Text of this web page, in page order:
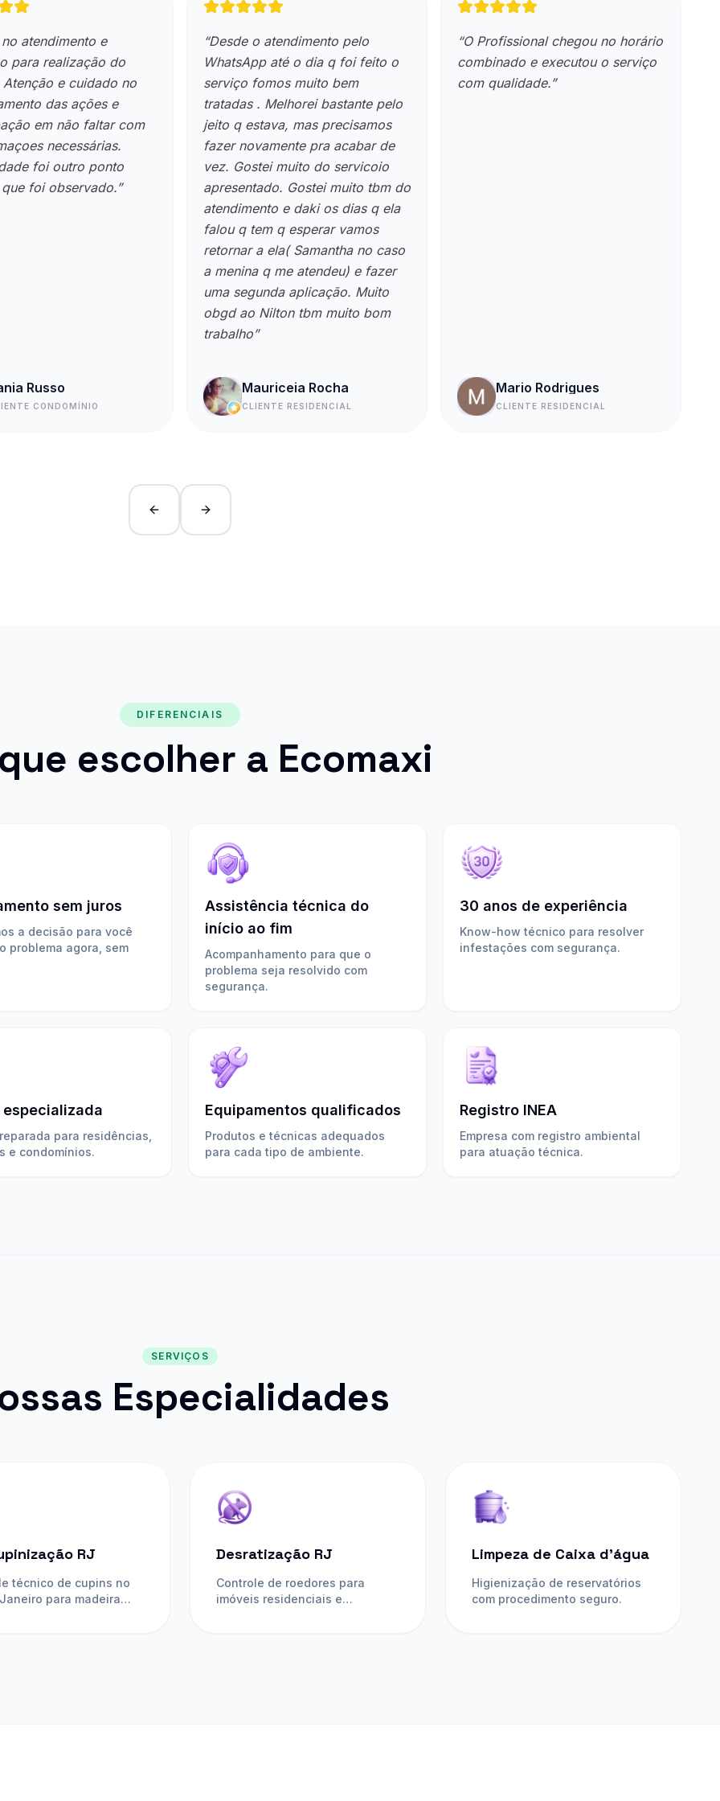
atendimento e
para realização do
e cuidado no
das ações e
em não faltar com
necessárias.
foi outro ponto
foi observado.”
Russo
CONDOMÍNIO
“Desde o atendimento pelo
WhatsApp até o dia q foi feito o
serviço fomos muito bem
tratadas . Melhorei bastante pelo
jeito q estava, mas precisamos
fazer novamente pra acabar de
vez. Gostei muito do servicoio
apresentado. Gostei muito tbm do
atendimento e daki os dias q ela
falou q tem q esperar vamos
retornar a ela( Samantha no caso
a menina q me atendeu) e fazer
uma segunda aplicação. Muito
obgd ao Nilton tbm muito bom
trabalho”
Mauriceia Rocha
CLIENTE RESIDENCIAL
“O Profissional chegou no horário
combinado e executou o serviço
com qualidade.”
Mario Rodrigues
CLIENTE RESIDENCIAL
Previous slideNext slide
DIFERENCIAIS
escolher a Ecomaxi
sem juros
a decisão para você
problema agora, sem
Assistência técnica do
início ao fim
Acompanhamento para que o
problema seja resolvido com
segurança.
30 anos de experiência
Know-how técnico para resolver
infestações com segurança.
especializada
para residências,
e condomínios.
Equipamentos qualificados
Produtos e técnicas adequados
para cada tipo de ambiente.
Registro INEA
Empresa com registro ambiental
para atuação técnica.
SERVIÇOS
Especialidades
RJ
técnico de cupins no
para madeira
Desratização RJ
Controle de roedores para
imóveis residenciais e
Limpeza de Caixa d’água
Higienização de reservatórios
com procedimento seguro.